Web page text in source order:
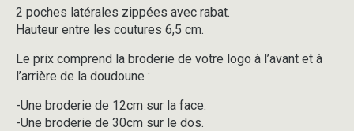
2 poches latérales zippées avec rabat.
Hauteur entre les coutures 6,5 cm.
Le prix comprend la broderie de votre logo à l’avant et à
l’arrière de la doudoune :
-Une broderie de 12cm sur la face.
-Une broderie de 30cm sur le dos.